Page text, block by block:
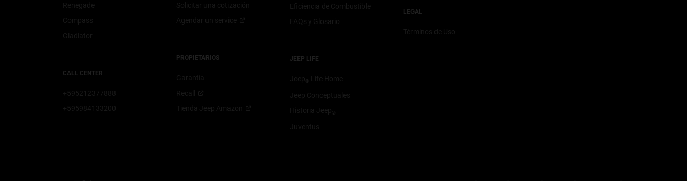
Renegade
Compass
Gladiator
CALL CENTER
+595212377888
+595984133200
Solicitar una cotización
Agendar un service
PROPIETARIOS
Garantía
Recall
Tienda Jeep Amazon
Eficiencia de Combustible
FAQs y Glosario
JEEP LIFE
Jeep ®
Life Home
Jeep Conceptuales
Historia Jeep ®
Juventus
LEGAL
Términos de Uso